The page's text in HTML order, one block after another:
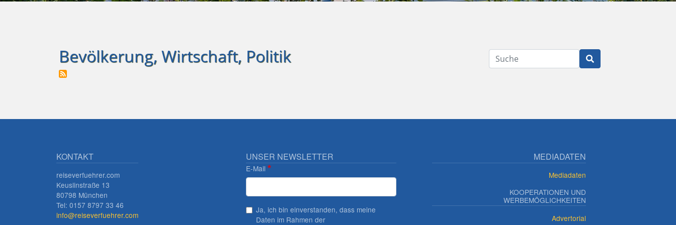
Bevölkerung, Wirtschaft, Politik Suche
KONTAKT
reiseverfuehrer.com
Keuslinstraße 13
80798 München
Tel: 0157 8797 33 46
info@reiseverfuehrer.com
UNSER NEWSLETTER
E-Mail
Ja, ich bin einverstanden, dass meine
Daten im Rahmen der
MEDIADATEN
Mediadaten
KOOPERATIONEN UND
WERBEMÖGLICHKEITEN
Advertorial